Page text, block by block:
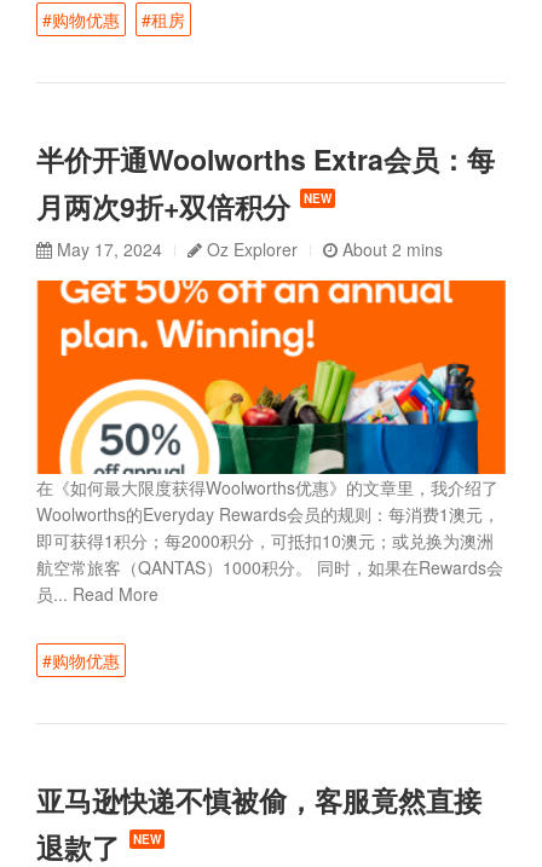
#购物优惠 #租房
半价开通Woolworths Extra会员：每
月两次9折+双倍积分
NEW
May 17, 2024 Oz Explorer About 2 mins
在《如何最大限度获得Woolworths优惠》的文章里，我介绍了
Woolworths的Everyday Rewards会员的规则：每消费1澳元，
即可获得1积分；每2000积分，可抵扣10澳元；或兑换为澳洲
航空常旅客（QANTAS）1000积分。 同时，如果在Rewards会
员... Read More
#购物优惠
亚马逊快递不慎被偷，客服竟然直接
退款了
NEW